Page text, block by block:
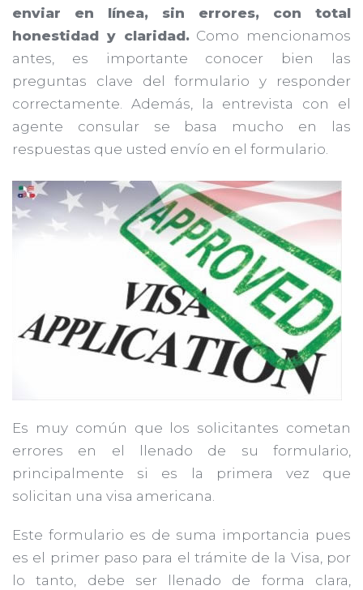
enviar en línea, sin errores, con total
honestidad y claridad.Como mencionamos
antes, es importante conocer bien las
preguntas clave del formulario y responder
correctamente. Además, la entrevista con el
agente consular se basa mucho en las
respuestas que usted envío en el formulario.
Es muy común que los solicitantes cometan
errores en el llenado de su formulario,
principalmente si es la primera vez que
solicitan una visa americana.
Este formulario es de suma importancia pues
es el primer paso para el trámite de la Visa, por
lo tanto, debe ser llenado de forma clara,